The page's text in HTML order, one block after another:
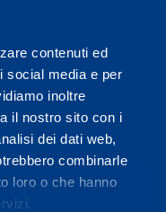
contenuti ed
social media e per
inoltre
il nostro sito con i
dei dati web,
combinarle
loro o che hanno